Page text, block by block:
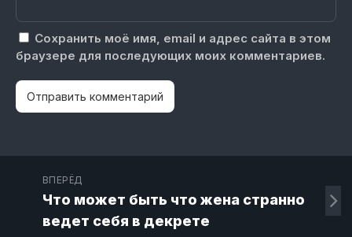
Сохранить моё имя, email и адрес сайта в этом
браузере для последующих моих комментариев.
ВПЕРЁД
Что может быть что жена странно
ведет себя в декрете